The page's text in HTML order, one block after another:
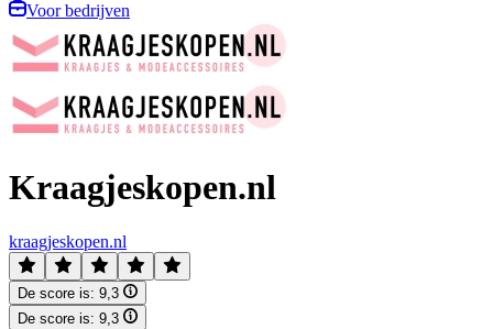
Voor bedrijven
Kraagjeskopen.nl
kraagjeskopen.nl
De score is: 9,3
De score is: 9,3